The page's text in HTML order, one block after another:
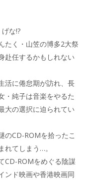
な!?
たく・山笠の博多2大祭
赴任するかもしれない
活に倦怠期が訪れ、長
・純子は音楽をやるた
大の選択に迫られてい
のCD-ROMを拾ったこ
れてしまう…。
CD-ROMをめぐる陰謀
ンド映画や香港映画同